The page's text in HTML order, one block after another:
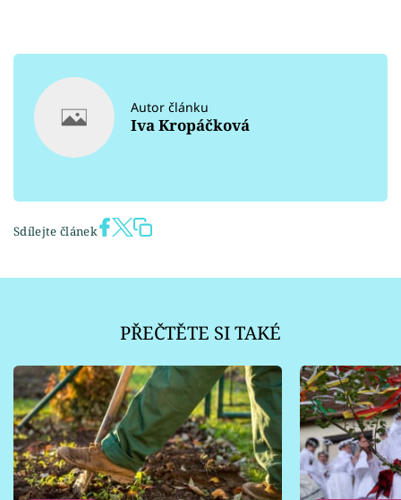
Autor článku
Iva Kropáčková
Sdílejte článek
PŘEČTĚTE SI TAKÉ